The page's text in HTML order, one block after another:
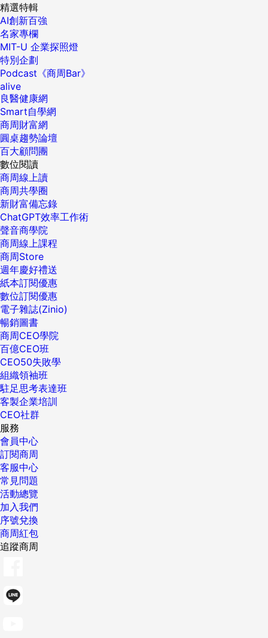
精選特輯
AI創新百強
名家專欄
MIT-U 企業探照燈
特別企劃
Podcast《商周Bar》
alive
良醫健康網
Smart自學網
商周財富網
圓桌趨勢論壇
百大顧問團
數位閱讀
商周線上讀
商周共學圈
新財富備忘錄
ChatGPT效率工作術
聲音商學院
商周線上課程
商周Store
週年慶好禮送
紙本訂閱優惠
數位訂閱優惠
電子雜誌(Zinio)
暢銷圖書
商周CEO學院
百億CEO班
CEO50失敗學
組織領袖班
駐足思考表達班
客製企業培訓
CEO社群
服務
會員中心
訂閱商周
客服中心
常見問題
活動總覽
加入我們
序號兌換
商周紅包
追蹤商周